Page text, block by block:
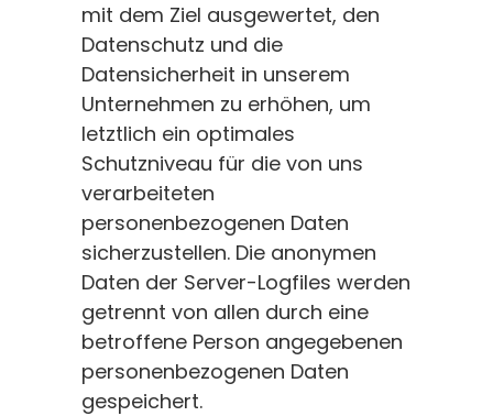
mit dem Ziel ausgewertet, den
Datenschutz und die
Datensicherheit in unserem
Unternehmen zu erhöhen, um
letztlich ein optimales
Schutzniveau für die von uns
verarbeiteten
personenbezogenen Daten
sicherzustellen. Die anonymen
Daten der Server-Logfiles werden
getrennt von allen durch eine
betroffene Person angegebenen
personenbezogenen Daten
gespeichert.